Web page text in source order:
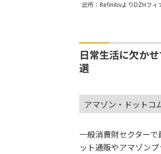
出所：RefinitivよりDZHフィ
日常生活に欠か
選
アマゾン・ドットコ
一般消費財セクター
ット通販やアマゾン